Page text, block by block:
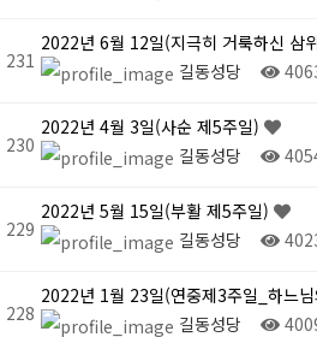
231
2022년 6월 12일(지극히 거룩하신 삼
길동성당
230
2022년 4월 3일(사순 제5주일)
길동성당
229
2022년 5월 15일(부활 제5주일)
길동성당
228
2022년 1월 23일(연중제3주일_하느
길동성당